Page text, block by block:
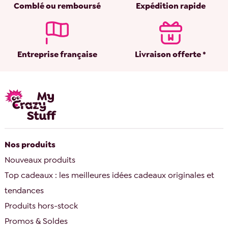
Comblé ou remboursé Expédition rapide
Entreprise française Livraison offerte *
Nos produits
Nouveaux produits
Top cadeaux : les meilleures idées cadeaux originales et
tendances
Produits hors-stock
Promos & Soldes